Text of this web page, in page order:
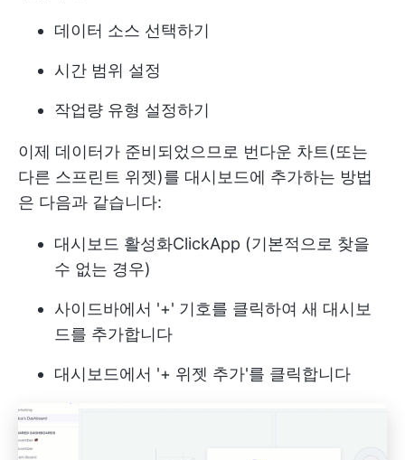
데이터 소스 선택하기
시간 범위 설정
작업량 유형 설정하기
이제 데이터가 준비되었으므로 번다운 차트(또는
다른 스프린트 위젯)를 대시보드에 추가하는 방법
은 다음과 같습니다:
대시보드 활성화ClickApp (기본적으로 찾을
수 없는 경우)
사이드바에서 '+' 기호를 클릭하여 새 대시보
드를 추가합니다
대시보드에서 '+ 위젯 추가'를 클릭합니다